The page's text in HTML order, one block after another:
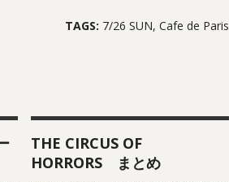
TAGS: 7/26 SUN Cafe de Paris
THE CIRCUS OF
HORRORS まとめ